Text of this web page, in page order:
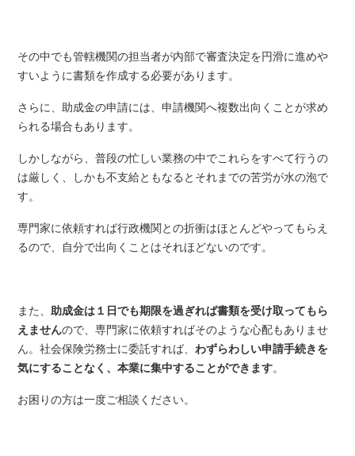
その中でも管轄機関の担当者が内部で審査決定を円滑に進めや
すいように書類を作成する必要があります。
さらに、助成金の申請には、申請機関へ複数出向くことが求め
られる場合もあります。
しかしながら、普段の忙しい業務の中でこれらをすべて行うの
は厳しく、しかも不支給ともなるとそれまでの苦労が水の泡で
す。
専門家に依頼すれば行政機関との折衝はほとんどやってもらえ
るので、自分で出向くことはそれほどないのです。
また、
助成金は１日でも期限を過ぎれば書類を受け取ってもら
えませんので、専門家に依頼すればそのような心配もありませ
ん。社会保険労務士に委託すれば、 わずらわしい申請手続きを
気にすることなく、本業に集中することができます。
お困りの方は一度ご相談ください。